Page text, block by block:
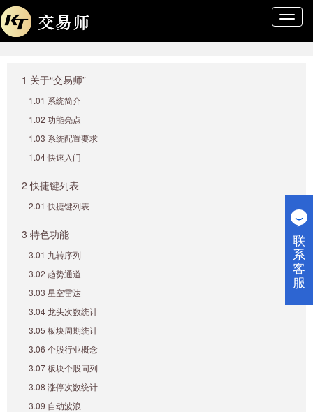
导
1 关于“交易师”
1.01 系统简介
1.02 功能亮点
1.03 系统配置要求
1.04 快速入门
2 快捷键列表
2.01 快捷键列表
3 特色功能
3.01 九转序列
3.02 趋势通道
3.03 星空雷达
3.04 龙头次数统计
3.05 板块周期统计
3.06 个股行业概念
3.07 板块个股同列
3.08 涨停次数统计
3.09 自动波浪
联
系
客
服